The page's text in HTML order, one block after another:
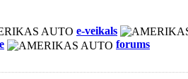
e-veikals
forums